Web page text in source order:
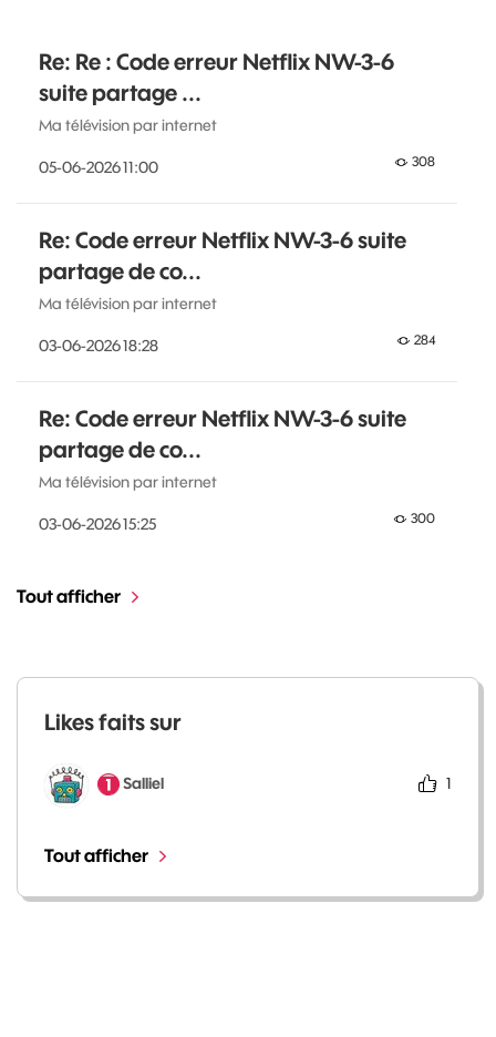
Re: Re : Code erreur Netflix NW-3-6
suite partage ...
Ma télévision par internet
308
‎05-06-202611:00
Re: Code erreur Netflix NW-3-6 suite
partage de co...
Ma télévision par internet
284
‎03-06-202618:28
Re: Code erreur Netflix NW-3-6 suite
partage de co...
Ma télévision par internet
300
‎03-06-202615:25
Tout afficher
Likes faits sur
Salliel 1
Tout afficher